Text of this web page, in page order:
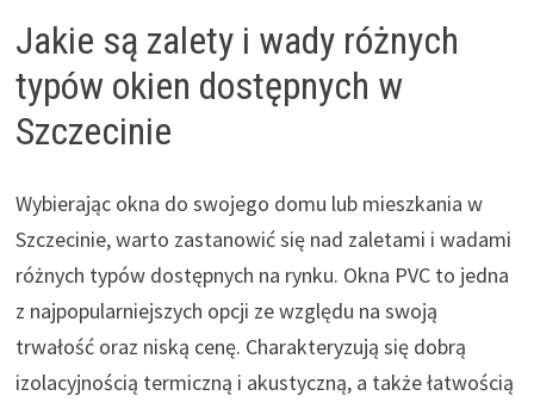
Jakie są zalety i wady różnych
typów okien dostępnych w
Szczecinie
Wybierając okna do swojego domu lub mieszkania w
Szczecinie, warto zastanowić się nad zaletami i wadami
różnych typów dostępnych na rynku. Okna PVC to jedna
z najpopularniejszych opcji ze względu na swoją
trwałość oraz niską cenę. Charakteryzują się dobrą
izolacyjnością termiczną i akustyczną, a także łatwością